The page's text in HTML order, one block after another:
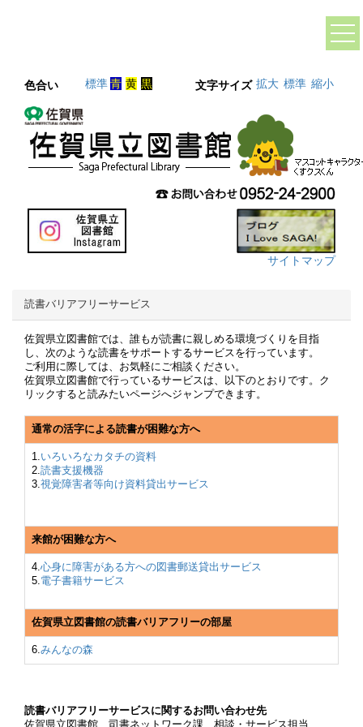
色合い 標準青 黄 黒 文字サイズ 拡大 標準 縮小
サイトマップ
読書バリアフリーサービス
佐賀県立図書館では、誰もが読書に親しめる環境づくりを目指
し、次のような読書をサポートするサービスを行っています。
ご利用に際しては、お気軽にご相談ください。
佐賀県立図書館で行っているサービスは、以下のとおりです。ク
リックすると読みたいページへジャンプできます。
通常の活字による読書が困難な方へ
1.いろいろなカタチの資料
2.読書支援機器
3.視覚障害者等向け資料貸出サービス
来館が困難な方へ
4.心身に障害がある方への図書郵送貸出サービス
5.電子書籍サービス
佐賀県立図書館の読書バリアフリーの部屋
6.みんなの森
読書バリアフリーサービスに関するお問い合わせ先
佐賀県立図書館 司書ネットワーク課 相談・サービス担当